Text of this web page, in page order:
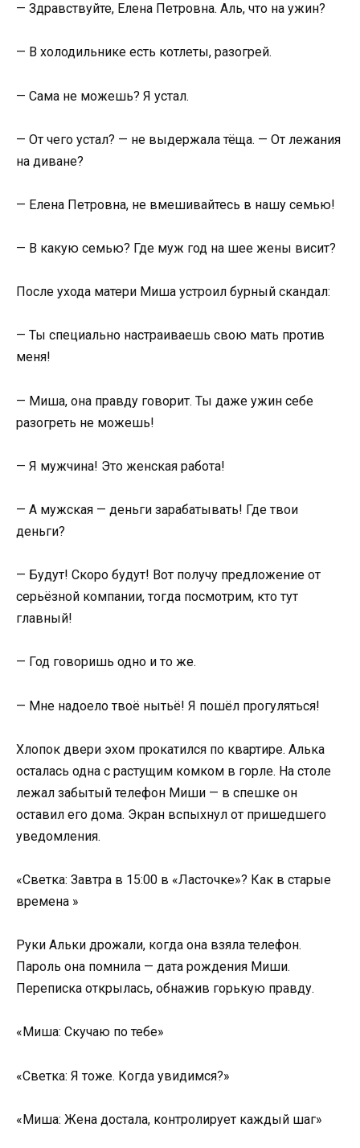
— Здравствуйте, Елена Петровна. Аль, что на ужин?
— В холодильнике есть котлеты, разогрей.
— Сама не можешь? Я устал.
— От чего устал? — не выдержала тёща. — От лежания
на диване?
— Елена Петровна, не вмешивайтесь в нашу семью!
— В какую семью? Где муж год на шее жены висит?
После ухода матери Миша устроил бурный скандал:
— Ты специально настраиваешь свою мать против
меня!
— Миша, она правду говорит. Ты даже ужин себе
разогреть не можешь!
— Я мужчина! Это женская работа!
— А мужская — деньги зарабатывать! Где твои
деньги?
— Будут! Скоро будут! Вот получу предложение от
серьёзной компании, тогда посмотрим, кто тут
главный!
— Год говоришь одно и то же.
— Мне надоело твоё нытьё! Я пошёл прогуляться!
Хлопок двери эхом прокатился по квартире. Алька
осталась одна с растущим комком в горле. На столе
лежал забытый телефон Миши — в спешке он
оставил его дома. Экран вспыхнул от пришедшего
уведомления.
«Светка: Завтра в 15:00 в «Ласточке»? Как в старые
времена »
Руки Альки дрожали, когда она взяла телефон.
Пароль она помнила — дата рождения Миши.
Переписка открылась, обнажив горькую правду.
«Миша: Скучаю по тебе»
«Светка: Я тоже. Когда увидимся?»
«Миша: Жена достала, контролирует каждый шаг»